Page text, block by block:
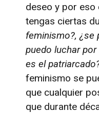
deseo y por eso
tengas ciertas
feminismo?, ¿se
puedo luchar por
es el
feminismo se
que cualquier
que durante